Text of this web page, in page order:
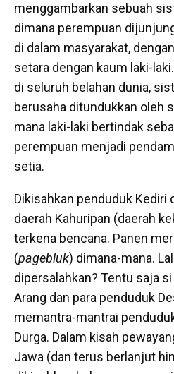
menggambarkan sebuah
dimana perempuan
di dalam masyarakat,
setara dengan kaum laki-
di seluruh belahan dunia,
berusaha ditundukkan oleh
mana laki-laki bertindak
perempuan menjadi
setia.
Dikisahkan penduduk Kediri
daerah Kahuripan (daerah
terkena bencana. Panen
(pagebluk) dimana-mana.
dipersalahkan? Tentu saja
Arang dan para penduduk
memantra-mantrai
Durga. Dalam kisah
Jawa (dan terus berlanjut